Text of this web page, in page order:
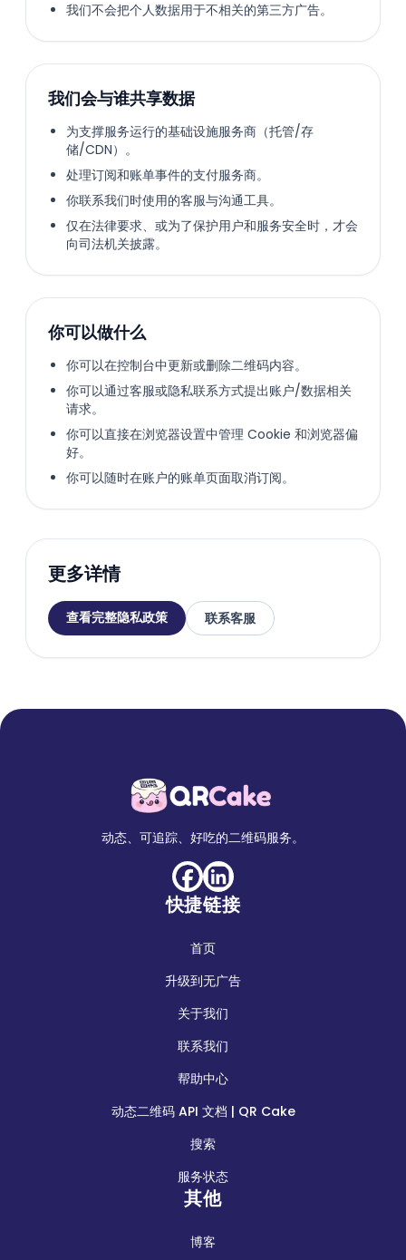
我们不会把个人数据用于不相关的第三方广告。
我们会与谁共享数据
为支撑服务运行的基础设施服务商（托管/存
储/CDN）。
处理订阅和账单事件的支付服务商。
你联系我们时使用的客服与沟通工具。
仅在法律要求、或为了保护用户和服务安全时，才会
向司法机关披露。
你可以做什么
你可以在控制台中更新或删除二维码内容。
你可以通过客服或隐私联系方式提出账户/数据相关
请求。
你可以直接在浏览器设置中管理 Cookie 和浏览器偏
好。
你可以随时在账户的账单页面取消订阅。
更多详情
查看完整隐私政策 联系客服
动态、可追踪、好吃的二维码服务。
快捷链接
首页
升级到无广告
关于我们
联系我们
帮助中心
动态二维码 API 文档 | QR Cake
搜索
服务状态
其他
博客